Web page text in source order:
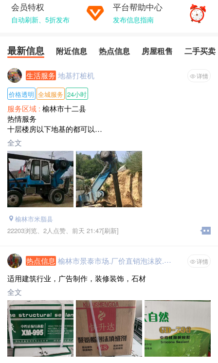
发布了热点信息信息
//发布了 房屋租售信息
会员特权
自动刷新、5折发布
平台帮助中心
发布信息指南
最新信息 附近信息 热点信息 房屋租售 二手买卖
生活服务 地基打桩机 详情
价格透明 全城服务 24小时
服务区域 : 榆林市十二县
热情服务
十层楼房以下地基的都可以
小别墅和洋房和农村二层楼三层四层楼房地基都可以
全文
榆林市米脂县
22203浏览、 2人点赞、 前天 21:47[刷新]
热点信息 榆林市景泰市场.厂价直销泡沫胶.结构胶.玻璃胶.免钉胶.万能胶.背墙胶.云石胶.油漆 详情
适用建筑行业，广告制作，装修装饰，石材
全文